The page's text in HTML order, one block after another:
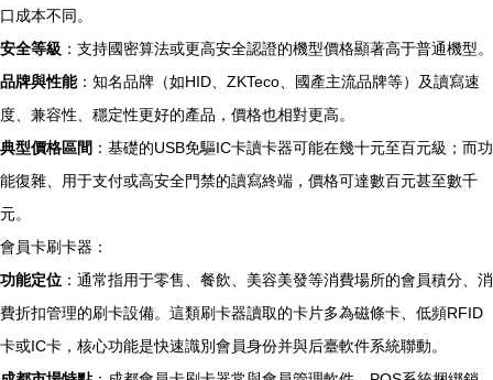
口成本不同。
安全等級 ：支持國密算法或更高安全認證的機型價格顯著高于普通機型。
品牌與性能：知名品牌（如HID、ZKTeco、國產主流品牌等）及讀寫速
度、兼容性、穩定性更好的產品，價格也相對更高。
典型價格區間 ：基礎的USB免驅IC卡讀卡器可能在幾十元至百元級；而功
能復雜、用于支付或高安全門禁的讀寫終端，價格可達數百元甚至數千
元。
會員卡刷卡器：
功能定位 ：通常指用于零售、餐飲、美容美發等消費場所的會員積分、消
費折扣管理的刷卡設備。這類刷卡器讀取的卡片多為磁條卡、低頻RFID
卡或IC卡，核心功能是快速識別會員身份并與后臺軟件系統聯動。